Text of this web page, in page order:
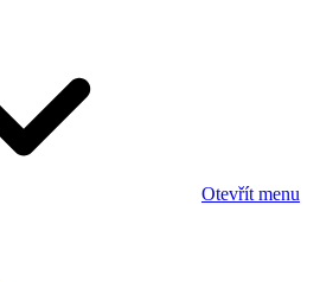
Otevřít menu